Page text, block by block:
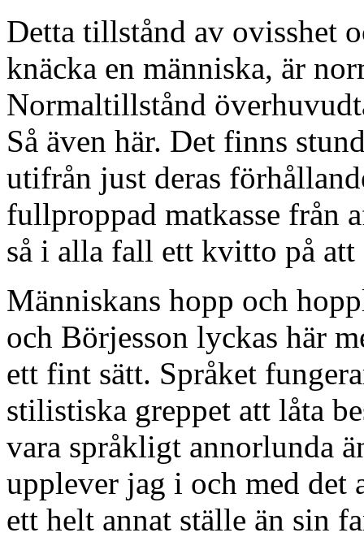
Detta tillstånd av ovisshet
knäcka en människa, är
Normaltillstånd
Så även här. Det finns
utifrån just deras
fullproppad matkasse från
så i alla fall ett kvitto på
Människans hopp och
och Börjesson lyckas här
ett fint sätt. Språket
stilistiska greppet att låta
vara språkligt annorlunda
upplever jag i och med
ett helt annat ställe än sin